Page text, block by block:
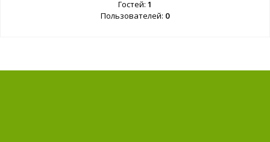
Гостей: 1
Пользователей: 0